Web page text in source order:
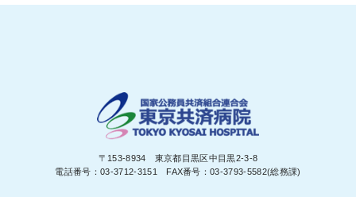
〒153-8934 東京都目黒区中目黒2-3-8
電話番号：03-3712-3151 FAX番号：03-3793-5582(総務課)